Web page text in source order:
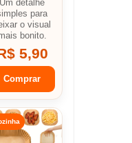
Um detalhe
para
o visual
bonito.
5,90
Comprar